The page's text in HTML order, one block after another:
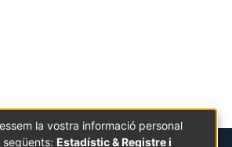
la vostra informació personal
Estadístic & Registre i